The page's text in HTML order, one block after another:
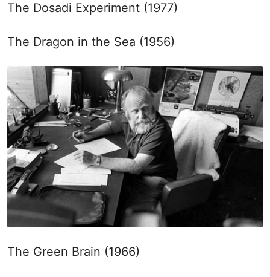
The Dosadi Experiment (1977)
The Dragon in the Sea (1956)
The Green Brain (1966)